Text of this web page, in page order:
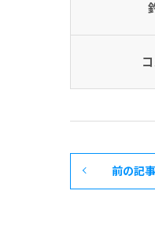
前の記事